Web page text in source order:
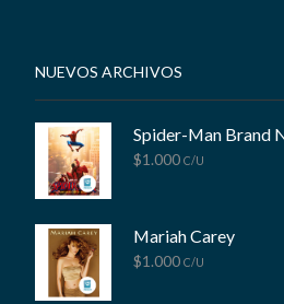
NUEVOS ARCHIVOS
$1.000 C/U
Mariah Carey
$1.000 C/U